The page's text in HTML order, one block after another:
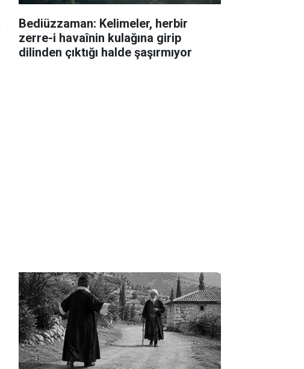
Bediüzzaman: Kelimeler, herbir
zerre-i havaînin kulağına girip
dilinden çıktığı halde şaşırmıyor